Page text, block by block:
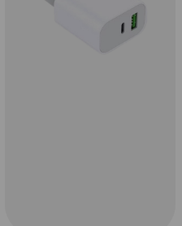
Ingebouwde GPS
Waar je ook traint,
nauwkeurig bij, zoals